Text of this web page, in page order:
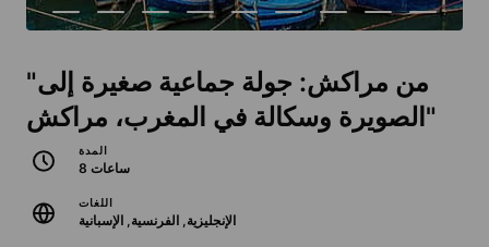
"من مراكش: جولة جماعية صغيرة إلى
الصويرة وسكالة في المغرب، مراكش"
المدة
8 ساعات
اللغات
الإنجليزية, الفرنسية, الإسبانية